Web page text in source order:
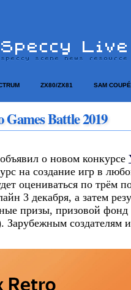
ZX80/ZX81 SAM COUPÉ
Battle 2019
о новом конкурсе
на создание игр в
оцениваться по трём
3 декабря, а затем
призы, призовой фонд
Зарубежным создателям